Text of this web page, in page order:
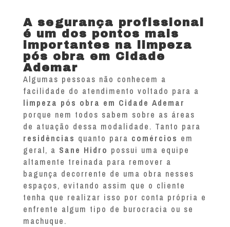
A segurança profissional
é um dos pontos mais
importantes na limpeza
pós obra em Cidade
Ademar
Algumas pessoas não conhecem a
facilidade do atendimento voltado para a
limpeza pós obra em Cidade Ademar
porque nem todos sabem sobre as áreas
de atuação dessa modalidade. Tanto para
residências quanto para comércios em
geral, a Sane Hidro possui uma equipe
altamente treinada para remover a
bagunça decorrente de uma obra nesses
espaços, evitando assim que o cliente
tenha que realizar isso por conta própria e
enfrente algum tipo de burocracia ou se
machuque.